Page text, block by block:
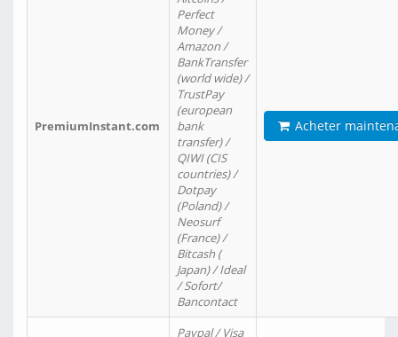
PremiumInstant.com
Perfect
Money /
Amazon /
BankTransfer
(world wide) /
TrustPay
(european
bank
transfer) /
QIWI (CIS
countries) /
Dotpay
(Poland) /
Neosurf
(France) /
Bitcash (
Japan) / Ideal
/ Sofort/
Bancontact
Acheter
Paypal / Visa